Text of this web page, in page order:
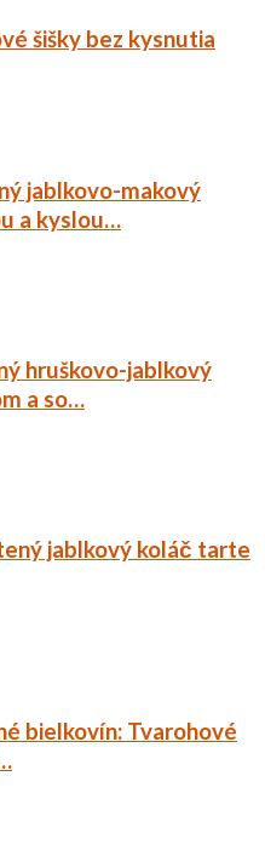
šišky bez kysnutia
jablkovo-makový
a kyslou…
hruškovo-jablkový
a so…
jablkový koláč tarte
bielkovín: Tvarohové